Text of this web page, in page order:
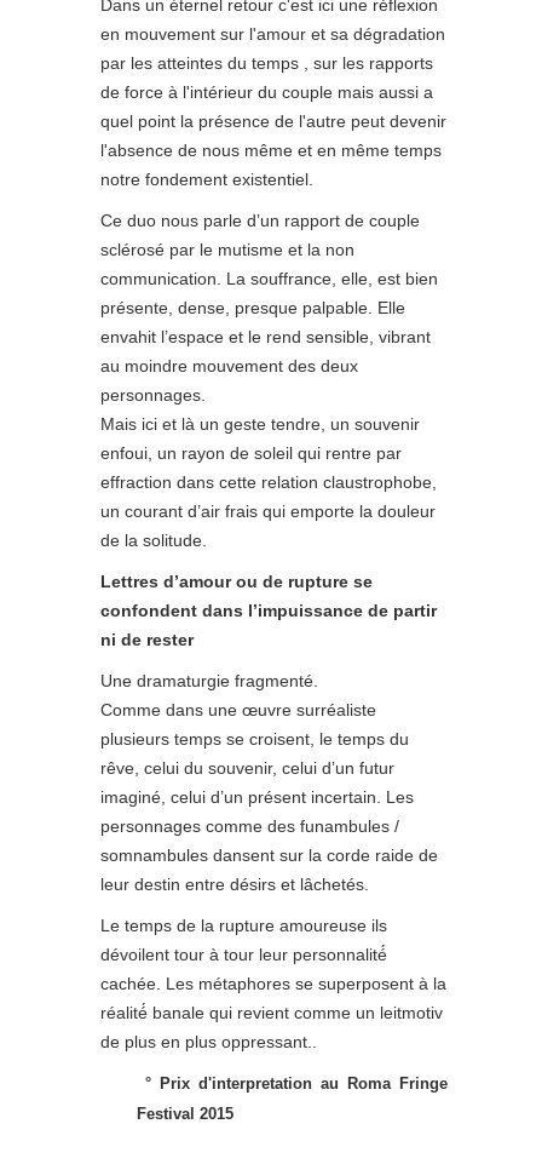
Dans un éternel retour c'est ici une réflexion
en mouvement sur l'amour et sa dégradation
par les atteintes du temps , sur les rapports
de force à l'intérieur du couple mais aussi a
quel point la présence de l'autre peut devenir
l'absence de nous même et en même temps
notre fondement existentiel.
Ce duo nous parle d’un rapport de couple
sclérosé par le mutisme et la non
communication. La souffrance, elle, est bien
présente, dense, presque palpable. Elle
envahit l’espace et le rend sensible, vibrant
au moindre mouvement des deux
personnages.
Mais ici et là un geste tendre, un souvenir
enfoui, un rayon de soleil qui rentre par
effraction dans cette relation claustrophobe,
un courant d’air frais qui emporte la douleur
de la solitude.
Lettres d’amour ou de rupture se
confondent dans l’impuissance de partir
ni de rester
Une dramaturgie fragmenté.
Comme dans une œuvre surréaliste
plusieurs temps se croisent, le temps du
rêve, celui du souvenir, celui d’un futur
imaginé, celui d’un présent incertain. Les
personnages comme des funambules /
somnambules dansent sur la corde raide de
leur destin entre désirs et lâchetés.
Le temps de la rupture amoureuse ils
dévoilent tour à tour leur personnalité́
cachée. Les métaphores se superposent à la
réalité́ banale qui revient comme un leitmotiv
de plus en plus oppressant..
° Prix d'interpretation au Roma Fringe
Festival 2015